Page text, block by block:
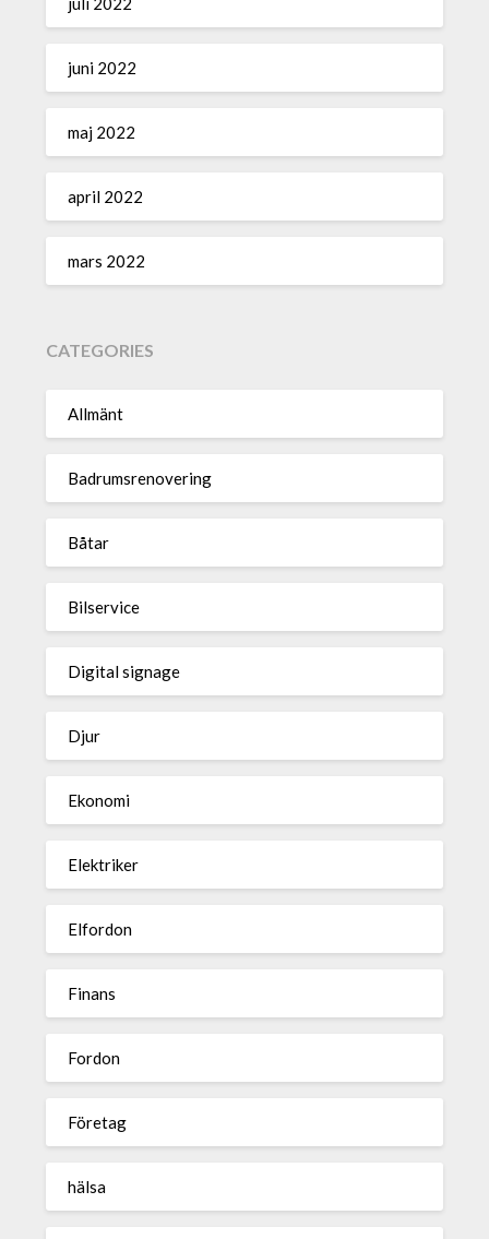
juni 2022
maj 2022
april 2022
mars 2022
CATEGORIES
Allmänt
Badrumsrenovering
Båtar
Bilservice
Digital signage
Djur
Ekonomi
Elektriker
Elfordon
Finans
Fordon
Företag
hälsa